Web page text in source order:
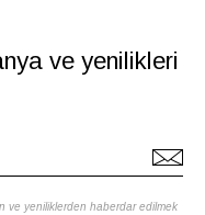
ve yenilikleri
ve yeniliklerden haberdar edilmek